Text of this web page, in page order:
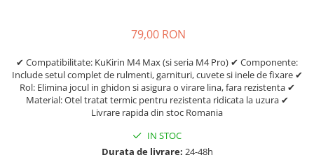
79,00 RON
✔ Compatibilitate: KuKirin M4 Max (si seria M4 Pro) ✔ Componente:
Include setul complet de rulmenti, garnituri, cuvete si inele de fixare ✔
Rol: Elimina jocul in ghidon si asigura o virare lina, fara rezistenta ✔
Material: Otel tratat termic pentru rezistenta ridicata la uzura ✔
Livrare rapida din stoc Romania
IN STOC
Durata de livrare: 24-48h